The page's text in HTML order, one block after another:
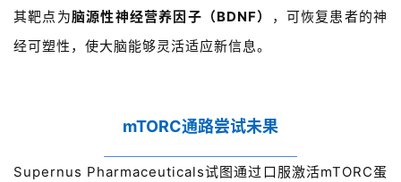
平
苑
登录 注册
其靶点为脑源性神经营养因子（BDNF）
，可恢复患者的神
经可塑性，使大脑能够灵活适应新信息。
mTORC通路尝试未果
Supernus Pharmaceuticals试图通过口服激活mTORC蛋